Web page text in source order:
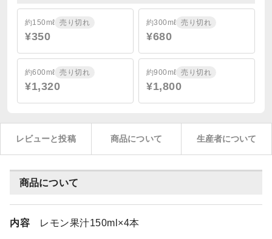
約150mℓ 売り切れ
¥350
約300mℓ 売り切れ
¥680
約600mℓ 売り切れ
¥1,320
約900mℓ 売り切れ
¥1,800
レビューと投稿 商品について 生産者について
商品について
内容 レモン果汁150ml×4本